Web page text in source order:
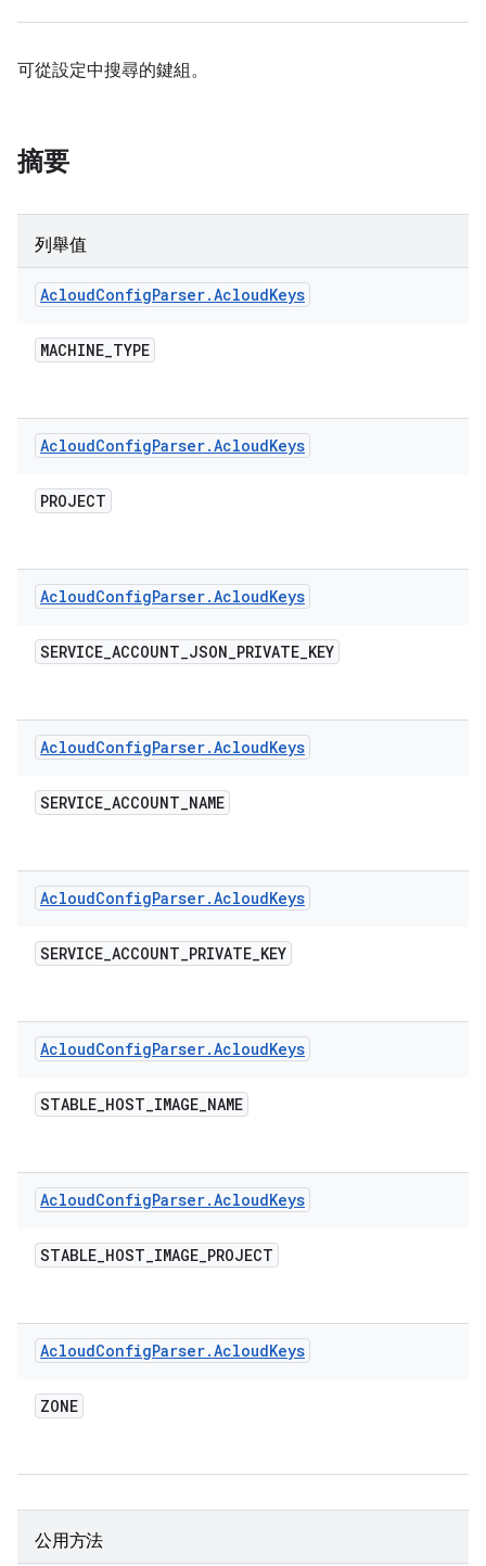
可從設定中搜尋的鍵組。
摘要
列舉值
AcloudConfigParser.AcloudKeys
MACHINE_TYPE
AcloudConfigParser.AcloudKeys
PROJECT
AcloudConfigParser.AcloudKeys
SERVICE_ACCOUNT_JSON_PRIVATE_KEY
AcloudConfigParser.AcloudKeys
SERVICE_ACCOUNT_NAME
AcloudConfigParser.AcloudKeys
SERVICE_ACCOUNT_PRIVATE_KEY
AcloudConfigParser.AcloudKeys
STABLE_HOST_IMAGE_NAME
AcloudConfigParser.AcloudKeys
STABLE_HOST_IMAGE_PROJECT
AcloudConfigParser.AcloudKeys
ZONE
公用方法